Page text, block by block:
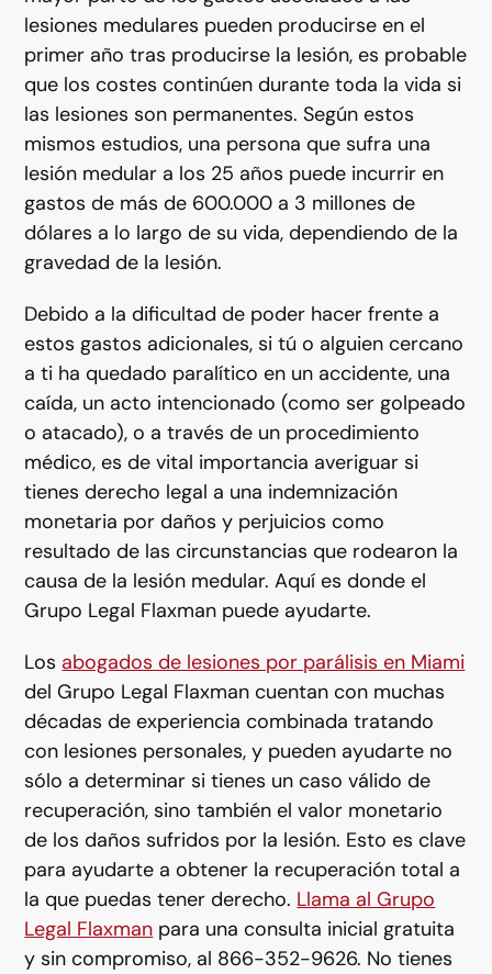
lesiones medulares pueden producirse en el
primer año tras producirse la lesión, es probable
que los costes continúen durante toda la vida si
las lesiones son permanentes. Según estos
mismos estudios, una persona que sufra una
lesión medular a los 25 años puede incurrir en
gastos de más de 600.000 a 3 millones de
dólares a lo largo de su vida, dependiendo de la
gravedad de la lesión.
Debido a la dificultad de poder hacer frente a
estos gastos adicionales, si tú o alguien cercano
a ti ha quedado paralítico en un accidente, una
caída, un acto intencionado (como ser golpeado
o atacado), o a través de un procedimiento
médico, es de vital importancia averiguar si
tienes derecho legal a una indemnización
monetaria por daños y perjuicios como
resultado de las circunstancias que rodearon la
causa de la lesión medular. Aquí es donde el
Grupo Legal Flaxman puede ayudarte.
Los abogados de lesiones por parálisis en Miami
del Grupo Legal Flaxman cuentan con muchas
décadas de experiencia combinada tratando
con lesiones personales, y pueden ayudarte no
sólo a determinar si tienes un caso válido de
recuperación, sino también el valor monetario
de los daños sufridos por la lesión. Esto es clave
para ayudarte a obtener la recuperación total a
la que puedas tener derecho. Llama al Grupo
Legal Flaxman para una consulta inicial gratuita
y sin compromiso, al 866-352-9626. No tienes